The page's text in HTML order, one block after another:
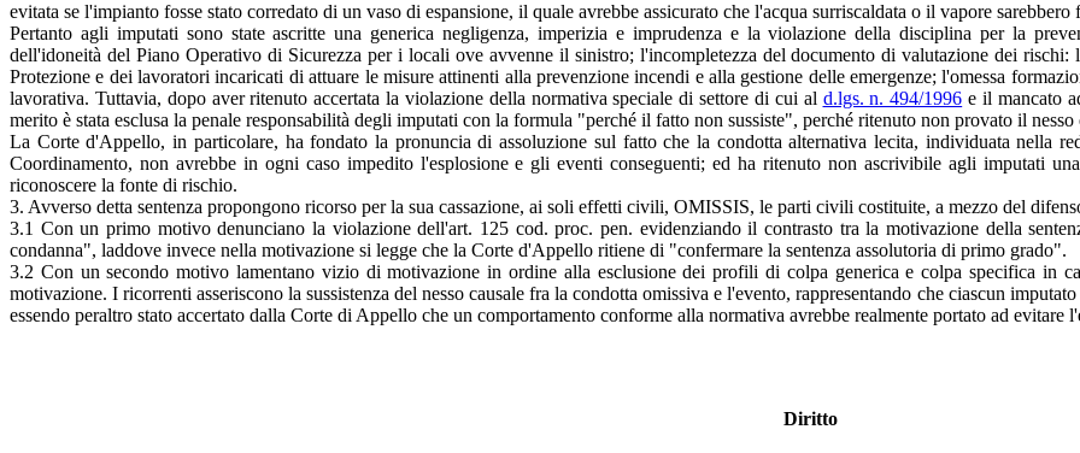
evitata se l'impianto fosse stato corredato di un vaso di espansione, il quale avrebbe assicurato che l'acqua surriscaldata o il vapore
Pertanto agli imputati sono state ascritte una generica negligenza, imperizia e imprudenza e la violazione della disciplina per la
dell'idoneità del Piano Operativo di Sicurezza per i locali ove avvenne il sinistro; l'incompletezza del documento di valutazione dei rischi:
Protezione e dei lavoratori incaricati di attuare le misure attinenti alla prevenzione incendi e alla gestione delle emergenze; l'omessa
lavorativa. Tuttavia, dopo aver ritenuto accertata la violazione della normativa speciale di settore di cui al d.lgs. n. 494/1996 e il mancato
merito è stata esclusa la penale responsabilità degli imputati con la formula "perché il fatto non sussiste", perché ritenuto non provato il
La Corte d'Appello, in particolare, ha fondato la pronuncia di assoluzione sul fatto che la condotta alternativa lecita, individuata nella
Coordinamento, non avrebbe in ogni caso impedito l'esplosione e gli eventi conseguenti; ed ha ritenuto non ascrivibile agli imputati
riconoscere la fonte di rischio.
3. Avverso detta sentenza propongono ricorso per la sua cassazione, ai soli effetti civili, OMISSIS, le parti civili costituite, a mezzo del
3.1 Con un primo motivo denunciano la violazione dell'art. 125 cod. proc. pen. evidenziando il contrasto tra la motivazione della
condanna", laddove invece nella motivazione si legge che la Corte d'Appello ritiene di "confermare la sentenza assolutoria di primo grado".
3.2 Con un secondo motivo lamentano vizio di motivazione in ordine alla esclusione dei profili di colpa generica e colpa specifica in
motivazione. I ricorrenti asseriscono la sussistenza del nesso causale fra la condotta omissiva e l'evento, rappresentando che ciascun
essendo peraltro stato accertato dalla Corte di Appello che un comportamento conforme alla normativa avrebbe realmente portato ad evitare
Diritto